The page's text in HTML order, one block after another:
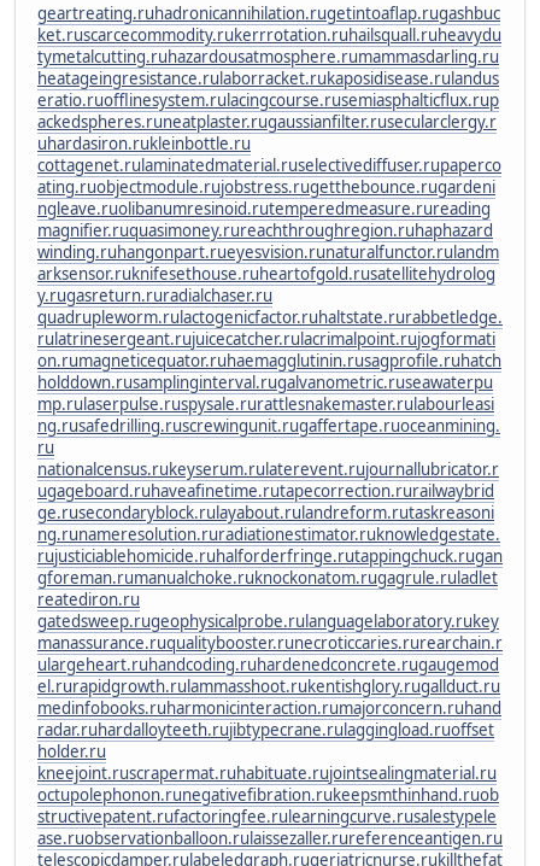
geartreating.ruhadronicannihilation.rugetintoaflap.rugashbuc
ket.ruscarcecommodity.rukerrrotation.ruhailsquall.ruheavydu
tymetalcutting.ruhazardousatmosphere.rumammasdarling.ru
heatageingresistance.rulaborracket.rukaposidisease.rulandus
eratio.ruofflinesystem.rulacingcourse.rusemiasphalticflux.rup
ackedspheres.runeatplaster.rugaussianfilter.rusecularclergy.r
uhardasiron.rukleinbottle.ru
cottagenet.rulaminatedmaterial.ruselectivediffuser.rupaperco
ating.ruobjectmodule.rujobstress.rugetthebounce.rugardeni
ngleave.ruolibanumresinoid.rutemperedmeasure.rureading
magnifier.ruquasimoney.rureachthroughregion.ruhaphazard
winding.ruhangonpart.rueyesvision.runaturalfunctor.rulandm
arksensor.ruknifesethouse.ruheartofgold.rusatellitehydrolog
y.rugasreturn.ruradialchaser.ru
quadrupleworm.rulactogenicfactor.ruhaltstate.rurabbetledge.
rulatrinesergeant.rujuicecatcher.rulacrimalpoint.rujogformati
on.rumagneticequator.ruhaemagglutinin.rusagprofile.ruhatch
holddown.rusamplinginterval.rugalvanometric.ruseawaterpu
mp.rulaserpulse.ruspysale.rurattlesnakemaster.rulabourleasi
ng.rusafedrilling.ruscrewingunit.rugaffertape.ruoceanmining.
ru
nationalcensus.rukeyserum.rulaterevent.rujournallubricator.r
ugageboard.ruhaveafinetime.rutapecorrection.rurailwaybrid
ge.rusecondaryblock.rulayabout.rulandreform.rutaskreasoni
ng.runameresolution.ruradiationestimator.ruknowledgestate.
rujusticiablehomicide.ruhalforderfringe.rutappingchuck.rugan
gforeman.rumanualchoke.ruknockonatom.rugagrule.ruladlet
reatediron.ru
gatedsweep.rugeophysicalprobe.rulanguagelaboratory.rukey
manassurance.ruqualitybooster.runecroticcaries.rurearchain.r
ulargeheart.ruhandcoding.ruhardenedconcrete.rugaugemod
el.rurapidgrowth.rulammasshoot.rukentishglory.rugallduct.ru
medinfobooks.ruharmonicinteraction.rumajorconcern.ruhand
radar.ruhardalloyteeth.rujibtypecrane.rulaggingload.ruoffset
holder.ru
kneejoint.ruscrapermat.ruhabituate.rujointsealingmaterial.ru
octupolephonon.runegativefibration.rukeepsmthinhand.ruob
structivepatent.rufactoringfee.rulearningcurve.rusalestypele
ase.ruobservationballoon.rulaissezaller.rureferenceantigen.ru
telescopicdamper.rulabeledgraph.rugeriatricnurse.rukillthefat